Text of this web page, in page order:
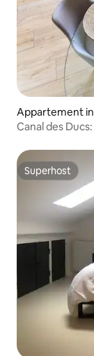
Appartement
Canal des
Superhost
Superhost